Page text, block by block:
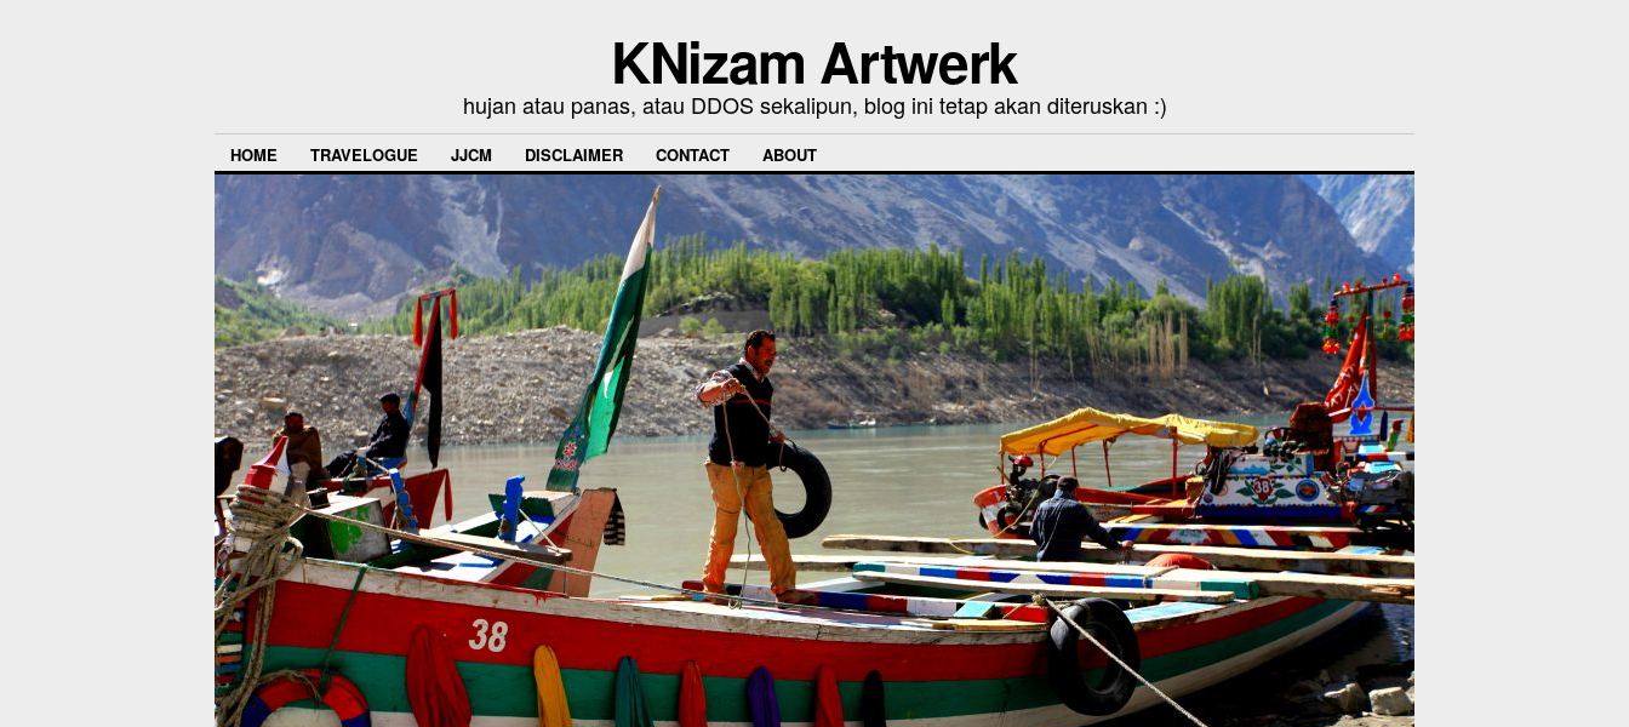
KNizam Artwerk
hujan atau panas, atau DDOS sekalipun, blog ini tetap akan diteruskan :)
HOME TRAVELOGUE JJCM DISCLAIMER CONTACT ABOUT